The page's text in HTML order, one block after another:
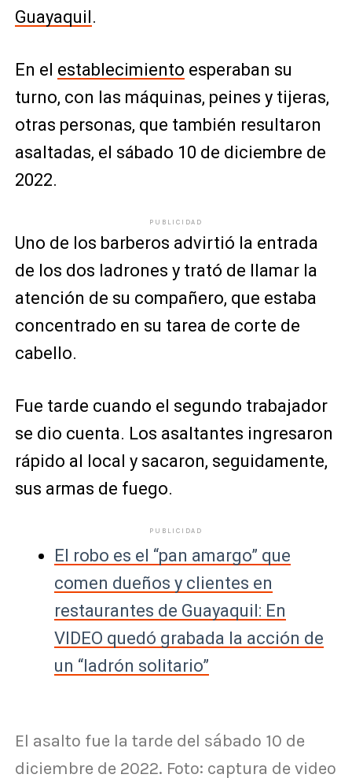
Guayaquil.
En el establecimiento esperaban su
turno, con las máquinas, peines y tijeras,
otras personas, que también resultaron
asaltadas, el sábado 10 de diciembre de
2022.
PUBLICIDAD
Uno de los barberos advirtió la entrada
de los dos ladrones y trató de llamar la
atención de su compañero, que estaba
concentrado en su tarea de corte de
cabello.
Fue tarde cuando el segundo trabajador
se dio cuenta. Los asaltantes ingresaron
rápido al local y sacaron, seguidamente,
sus armas de fuego.
PUBLICIDAD
El robo es el “pan amargo” que
comen dueños y clientes en
restaurantes de Guayaquil: En
VIDEO quedó grabada la acción de
un “ladrón solitario”
El asalto fue la tarde del sábado 10 de
diciembre de 2022. Foto: captura de video